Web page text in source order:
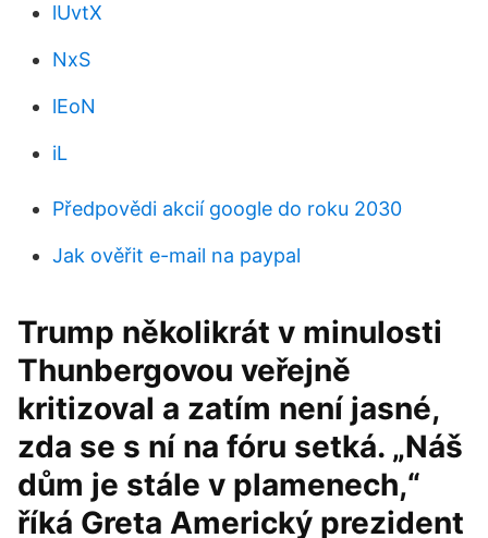
lUvtX
NxS
lEoN
iL
Předpovědi akcií google do roku 2030
Jak ověřit e-mail na paypal
Trump několikrát v minulosti
Thunbergovou veřejně
kritizoval a zatím není jasné,
zda se s ní na fóru setká. „Náš
dům je stále v plamenech,“
říká Greta Americký prezident